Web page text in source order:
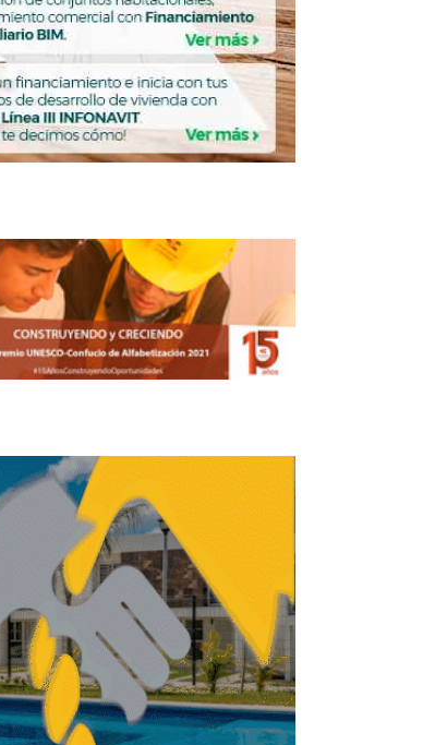
ZHA inaugura centro
cultural inspirado en la
ópera cantonesa
REDACCIÓN CENTRO URBANO
JUNIO 17, 2026